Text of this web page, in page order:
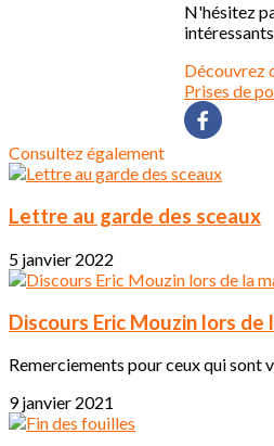
N'hésitez
Découvrez
Prises de
Consultez également
Lettre au garde des sceaux
5 janvier 2022
Discours Eric Mouzin lors
Remerciements pour ceux qui sont
9 janvier 2021